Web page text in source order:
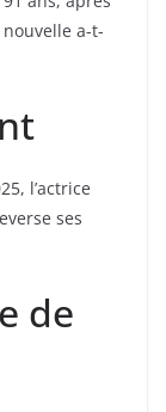
a-t-
l’actrice
ses
de